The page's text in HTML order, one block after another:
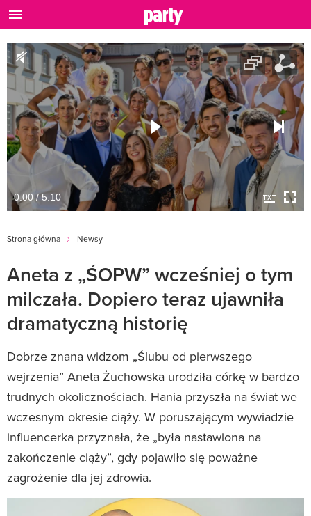
0:00 / 5:10
Strona główna Newsy
Aneta z „ŚOPW” wcześniej o tym
milczała. Dopiero teraz ujawniła
dramatyczną historię
Dobrze znana widzom „Ślubu od pierwszego
wejrzenia” Aneta Żuchowska urodziła córkę w bardzo
trudnych okolicznościach. Hania przyszła na świat we
wczesnym okresie ciąży. W poruszającym wywiadzie
influencerka przyznała, że „była nastawiona na
zakończenie ciąży”, gdy pojawiło się poważne
zagrożenie dla jej zdrowia.